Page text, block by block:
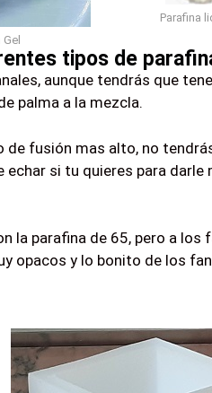
Parafina
tipos de
aunque tendrás que
palma a la mezcla.
de fusión mas alto, no
echar si tu quieres para darle
la parafina de 65, pero a los
opacos y lo bonito de los